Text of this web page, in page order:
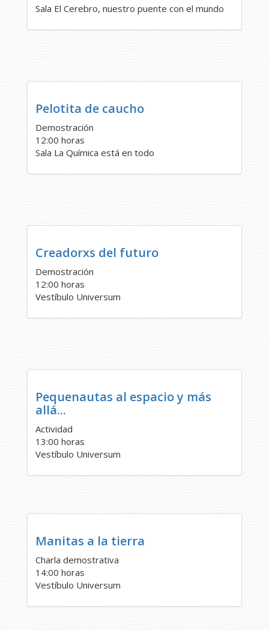
Sala El Cerebro, nuestro puente con el mundo
Pelotita de caucho
Demostración
12:00 horas
Sala La Química está en todo
Creadorxs del futuro
Demostración
12:00 horas
Vestíbulo Universum
Pequenautas al espacio y más
allá...
Actividad
13:00 horas
Vestíbulo Universum
Manitas a la tierra
Charla demostrativa
14:00 horas
Vestíbulo Universum